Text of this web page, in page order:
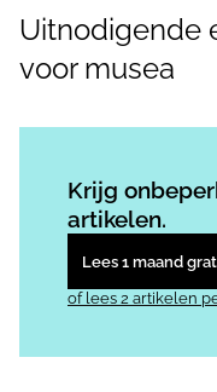
Uitnodigende
voor musea
Krijg
artikelen.
Lees 1 maand
of lees 2 artikelen